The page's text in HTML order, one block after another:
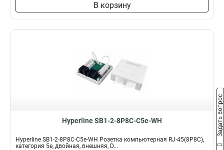
В корзину
Hyperline SB1-2-8P8C-C5e-WH
Hyperline SB1-2-8P8C-C5e-WH Розетка компьютерная RJ-45(8P8C),
категория 5e, двойная, внешняя, D...
Задать вопрос